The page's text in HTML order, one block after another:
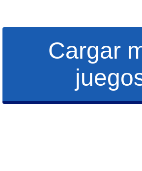
Cargar